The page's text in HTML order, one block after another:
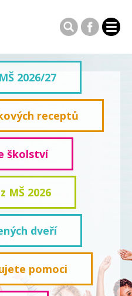
2026/27
receptů
školství
MŠ 2026
dveří
pomoci